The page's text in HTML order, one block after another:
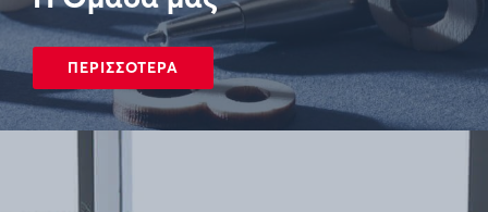
ΠΕΡΙΣΣΟΤΕΡΑ